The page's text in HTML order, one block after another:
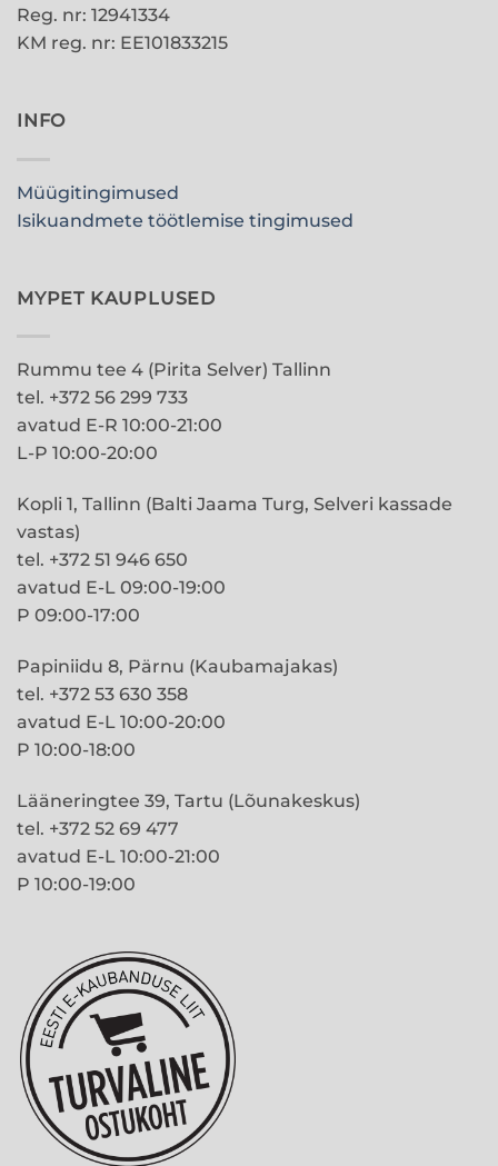
Reg. nr: 12941334
KM reg. nr: EE101833215
INFO
Müügitingimused
Isikuandmete töötlemise tingimused
MYPET KAUPLUSED
Rummu tee 4 (Pirita Selver) Tallinn
tel. +372 56 299 733
avatud E-R 10:00-21:00
L-P 10:00-20:00
Kopli 1, Tallinn (Balti Jaama Turg, Selveri kassade
vastas)
tel. +372 51 946 650
avatud E-L 09:00-19:00
P 09:00-17:00
Papiniidu 8, Pärnu (Kaubamajakas)
tel. +372 53 630 358
avatud E-L 10:00-20:00
P 10:00-18:00
Lääneringtee 39, Tartu (Lõunakeskus)
tel. +372 52 69 477
avatud E-L 10:00-21:00
P 10:00-19:00